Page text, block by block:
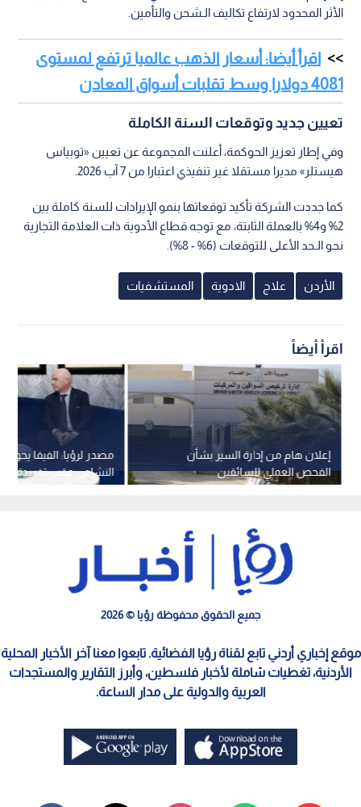
الأثر المحدود لارتفاع تكاليف الـشحن والتأمين.
اقرأ أيضا: أسعار الذهب عالميا ترتفع لمستوى
4081 دولارا وسط تقلبات أسواق المعادن
تعيين جديد وتوقعات السنة الكاملة
وفي إطار تعزيز الحوكمة، أعلنت المجموعة عن تعيين «توبياس
هيستلر» مديرا مستقلا غير تنفيذي اعتبارا من 7 آب 2026.
كما جددت الشركة تأكيد توقعاتها بنمو الإيرادات للسنة كاملة بين
2% و4% بالعملة الثابتة، مع توجه قطاع الأدوية ذات العلامة التجارية
نحو الـحد الأعلى للتوقعات (6% - 8%).
الأردن علاج الادوية المستشفيات
اقرأ أيضاً
مصدر لرؤيا: الفيفا
النشامى عقب تغريدة
إعلان هام من إدارة السير بشأن
الفحص العملي للسائقين
جميع الحقوق محفوظة رؤيا © 2026
موقع إخباري أردني تابع لقناة رؤيا الفضائية. تابعوا معنا آخر الأخبار المحلية
الأردنية، تغطيات شاملة لأخبار فلسطين، وأبرز التقارير والمستجدات
العربية والدولية على مدار الساعة.